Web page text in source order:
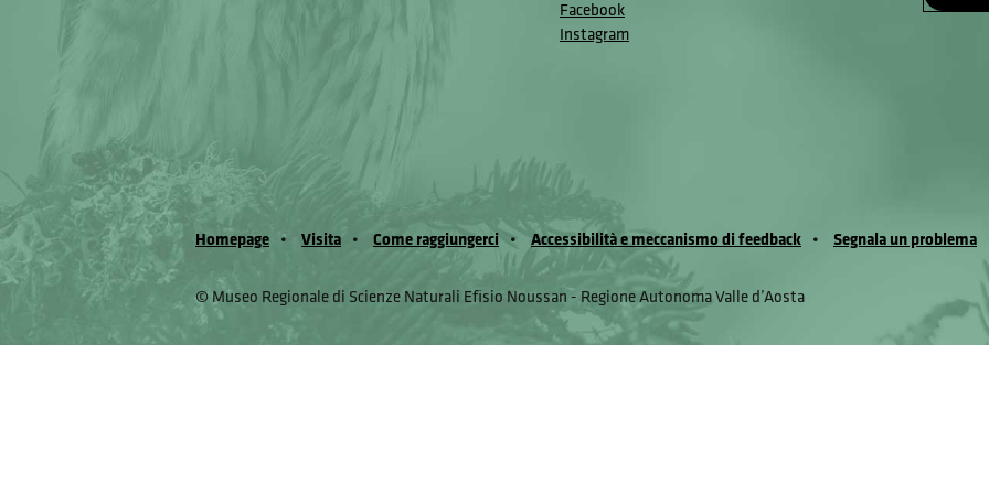
Facebook
Instagram
Homepage Visita Come raggiungerci Accessibilità e meccanismo di feedback Segnala un problema
© Museo Regionale di Scienze Naturali Eﬁsio Noussan - Regione Autonoma Valle d’Aosta